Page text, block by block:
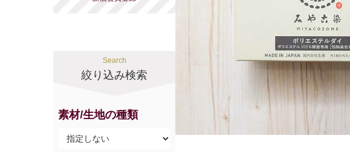
Search
絞り込み検索
素材/生地の種類